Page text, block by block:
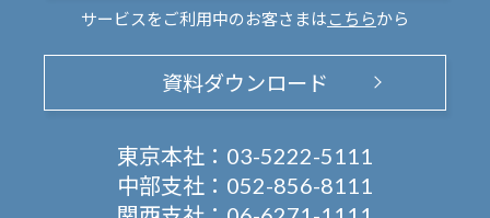
サービスをご利用中のお客さまは こちらから
資料ダウンロード
東京本社： 03-5222-5111
中部支社： 052-856-8111